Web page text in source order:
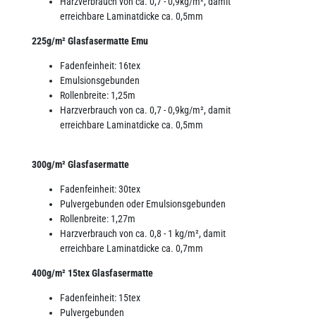
erreichbare Laminatdicke ca. 0,5mm
225g/m² Glasfasermatte Emu
Fadenfeinheit: 16tex
Emulsionsgebunden
Rollenbreite: 1,25m
Harzverbrauch von ca. 0,7 - 0,9kg/m², damit
erreichbare Laminatdicke ca. 0,5mm
300g/m² Glasfasermatte
Fadenfeinheit: 30tex
Pulvergebunden oder Emulsionsgebunden
Rollenbreite: 1,27m
Harzverbrauch von ca. 0,8 - 1 kg/m², damit
erreichbare Laminatdicke ca. 0,7mm
400g/m² 15tex Glasfasermatte
Fadenfeinheit: 15tex
Pulvergebunden